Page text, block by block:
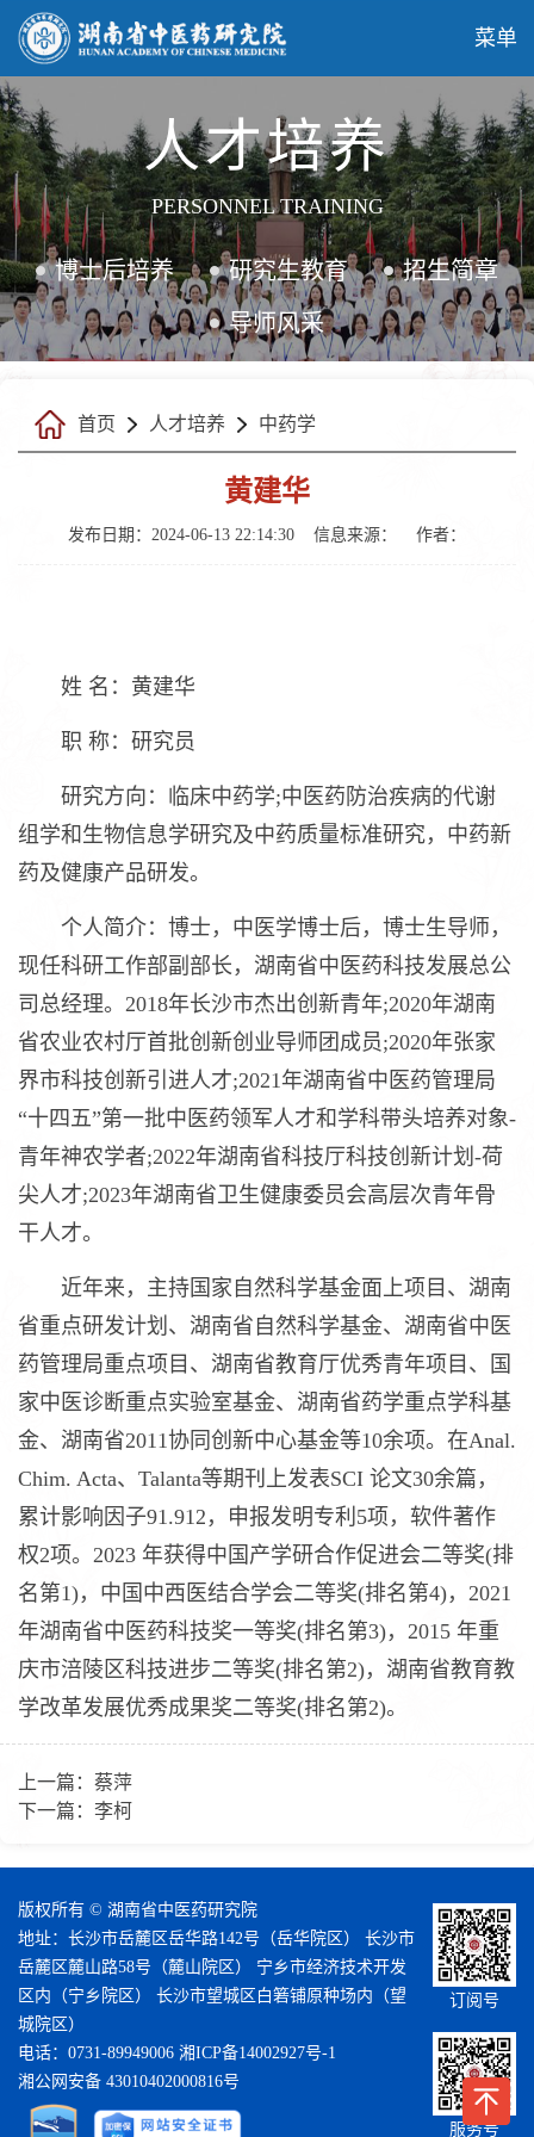
菜单
人才培养
PERSONNEL TRAINING
博士后培养 研究生教育
招生简章
导师风采
首页 人才培养 中药学
黄建华
发布日期：2024-06-13 22:14:30 信息来源： 作者：
姓 名：黄建华
职 称：研究员
研究方向：临床中药学;中医药防治疾病的代谢
组学和生物信息学研究及中药质量标准研究，中药新
药及健康产品研发。
个人简介：博士，中医学博士后，博士生导师，
现任科研工作部副部长，湖南省中医药科技发展总公
司总经理。2018年长沙市杰出创新青年;2020年湖南
省农业农村厅首批创新创业导师团成员;2020年张家
界市科技创新引进人才;2021年湖南省中医药管理局
“十四五”第一批中医药领军人才和学科带头培养对象-
青年神农学者;2022年湖南省科技厅科技创新计划-荷
尖人才;2023年湖南省卫生健康委员会高层次青年骨
干人才。
近年来，主持国家自然科学基金面上项目、湖南
省重点研发计划、湖南省自然科学基金、湖南省中医
药管理局重点项目、湖南省教育厅优秀青年项目、国
家中医诊断重点实验室基金、湖南省药学重点学科基
金、湖南省2011协同创新中心基金等10余项。在Anal.
Chim. Acta、Talanta等期刊上发表SCI 论文30余篇，
累计影响因子91.912，申报发明专利5项，软件著作
权2项。2023 年获得中国产学研合作促进会二等奖(排
名第1)，中国中西医结合学会二等奖(排名第4)，2021
年湖南省中医药科技奖一等奖(排名第3)，2015 年重
庆市涪陵区科技进步二等奖(排名第2)，湖南省教育教
学改革发展优秀成果奖二等奖(排名第2)。
上一篇： 蔡萍
下一篇： 李柯
版权所有 © 湖南省中医药研究院
地址：长沙市岳麓区岳华路142号（岳华院区） 长沙市
岳麓区麓山路58号（麓山院区） 宁乡市经济技术开发
区内（宁乡院区） 长沙市望城区白箬铺原种场内（望
城院区）
电话：0731-89949006 湘ICP备14002927号-1
湘公网安备 43010402000816号
订阅号
服务号